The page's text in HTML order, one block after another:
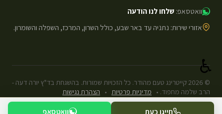
וואטסאפ: שלחו לנו הודעה
אזורי שירות: נתניה עד באר שבע, כולל השרון, המרכז, השפלה והשומרון.
©
2026קייטרינג טעם מהודר. כל הזכויות שמורות. בהשגחת בד"ץ יורה דעה -
הרב שלמה מחפוד. • מדיניות פרטיות • הצהרת נגישות
עיצוב ופיתוח: Next.js Static.
חייגו כעת וואטסאפ
♿